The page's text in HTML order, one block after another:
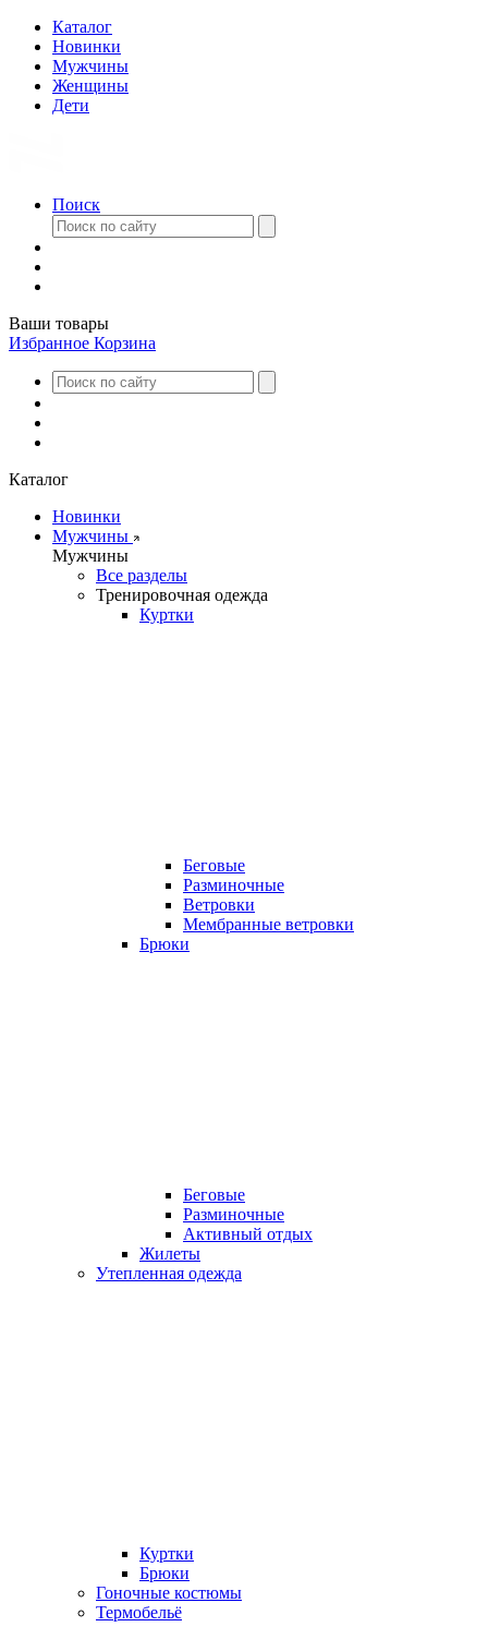
Каталог
Новинки
Мужчины
Женщины
Дети
Поиск
Ваши товары
Избранное Корзина
Каталог
Новинки
Мужчины
Мужчины
Все разделы
Тренировочная одежда
Куртки
Беговые
Разминочные
Ветровки
Мембранные ветровки
Брюки
Беговые
Разминочные
Активный отдых
Жилеты
Утепленная одежда
Куртки
Брюки
Гоночные костюмы
Термобельё